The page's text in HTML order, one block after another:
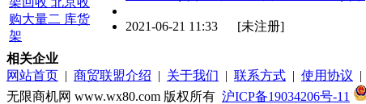
2021-06-21 11:33 [未注册]
相关企业
网站首页 | 商贸联盟介绍 | 关于我们 | 联系方式 | 使用协议 |
无限商机网 www.wx80.com 版权所有 沪ICP备19034206号-11